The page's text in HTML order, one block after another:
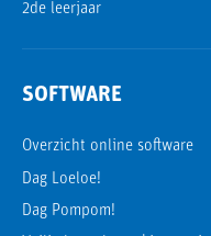
2de leerjaar
SOFTWARE
Overzicht online software
Dag Loeloe!
Dag Pompom!